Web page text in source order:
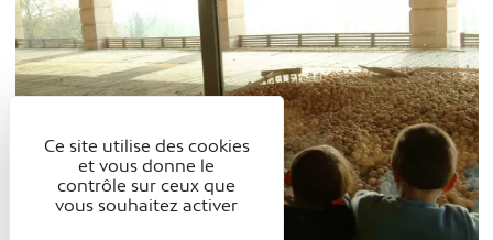
Ce site utilise des cookies
et vous donne le
contrôle sur ceux que
vous souhaitez activer